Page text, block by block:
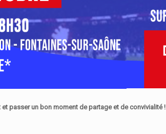
passer un bon moment de partage et de convivialité !